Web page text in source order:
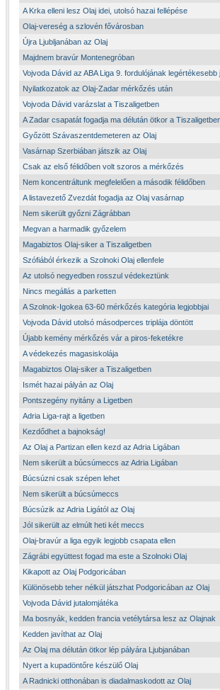
A Krka elleni lesz Olaj idei, utolsó hazai fellépése
Olaj-vereség a szlovén fővárosban
Újra Ljubljanában az Olaj
Majdnem bravúr Montenegróban
Vojvoda Dávid az ABA Liga 9. fordulójának legértékesebb
Nyilatkozatok az Olaj-Zadar mérkőzés után
Vojvoda Dávid varázslat a Tiszaligetben
A Zadar csapatát fogadja ma délután ötkor a
Győzött Szávaszentdemeteren az Olaj
Vasárnap Szerbiában játszik az Olaj
Csak az első félidőben volt szoros a mérkőzés
Nem koncentráltunk megfelelően a második félidőben
A listavezető Zvezdát fogadja az Olaj vasárnap
Nem sikerült győzni Zágrábban
Megvan a harmadik győzelem
Magabiztos Olaj-siker a Tiszaligetben
Szófiából érkezik a Szolnoki Olaj ellenfele
Az utolsó negyedben rosszul védekeztünk
Nincs megállás a parketten
A Szolnok-Igokea 63-60 mérkőzés kategória legjobbjai
Vojvoda Dávid utolsó másodperces triplája döntött
Újabb kemény mérkőzés vár a piros-feketékre
A védekezés magasiskolája
Magabiztos Olaj-siker a Tiszaligetben
Ismét hazai pályán az Olaj
Pontszegény nyitány a Ligetben
Adria Liga-rajt a ligetben
Kezdődhet a bajnokság!
Az Olaj a Partizan ellen kezd az Adria Ligában
Nem sikerült a búcsúmeccs az Adria Ligában
Búcsúzni csak szépen lehet
Nem sikerült a búcsúmeccs
Búcsúzik az Adria Ligától az Olaj
Jól sikerült az elmúlt heti két meccs
Olaj-bravúr a liga egyik legjobb csapata ellen
Zágrábi együttest fogad ma este a Szolnoki Olaj
Kikapott az Olaj Podgoricában
Különösebb teher nélkül játszhat Podgoricában az Olaj
Vojvoda Dávid jutalomjátéka
Ma bosnyák, kedden francia vetélytársa lesz az Olajnak
Kedden javíthat az Olaj
Az Olaj ma délután ötkor lép pályára Ljubjanában
Nyert a kupadöntőre készülő Olaj
A Radnicki otthonában is diadalmaskodott az Olaj